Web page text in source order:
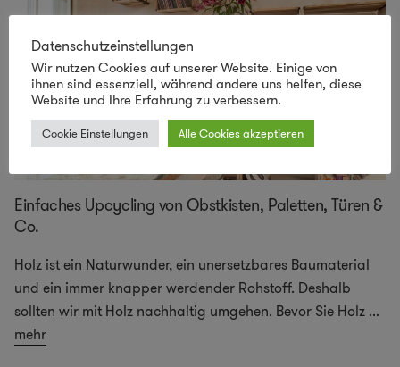
Einfaches Upcycling von Obstkisten, Paletten, Türen &
Co.
Holz ist ein Naturwunder, ein unersetzbares Baumaterial
und ein immer knapper werdender Rohstoff. Deshalb
sollten wir mit Holz nachhaltig umgehen. Bevor Sie Holz ...
mehr
Datenschutzeinstellungen
Wir nutzen Cookies auf unserer Website. Einige von
ihnen sind essenziell, während andere uns helfen, diese
Website und Ihre Erfahrung zu verbessern.
Cookie Einstellungen Alle Cookies akzeptieren